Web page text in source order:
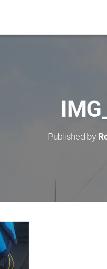
Published by